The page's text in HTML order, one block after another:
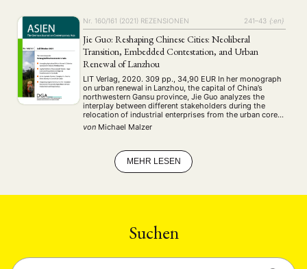
konnte Opfer- …
Nr. 160/161 (2021) REZENSIONEN 241–43 {:en}
Jie Guo: Reshaping Chinese Cities: Neoliberal
Transition, Embedded Contestation, and Urban
Renewal of Lanzhou
LIT Verlag, 2020. 309 pp., 34,90 EUR In her monograph
on urban renewal in Lanzhou, the capital of China’s
northwestern Gansu province, Jie Guo analyzes the
interplay between different stakeholders during the
relocation of industrial enterprises from the urban core
to the outskirts of the city. While studies on Chinese
urbanization largely tend to be …
von Michael Malzer
MEHR LESEN
Suchen